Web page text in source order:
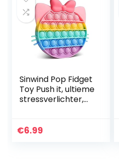
Sinwind Pop Fidget
Toy Push it, ultieme
stressverlichter,
speelgoed, anti-
€6.99